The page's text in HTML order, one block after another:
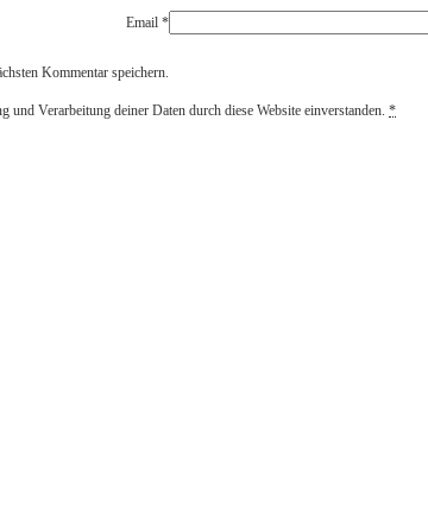
Email*
Kommentar speichern.
Verarbeitung deiner Daten durch diese Website einverstanden. *